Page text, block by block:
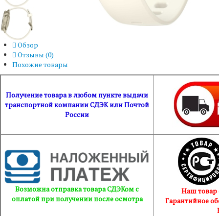
Обзор
Отзывы (0)
Похожие товары
Получение товара в любом пункте выдачи
транспортной компании СДЭК или Почтой
России
Возможна отправка товара СДЭКом с
оплатой при получении после осмотра
Наш товар
Гарантийное